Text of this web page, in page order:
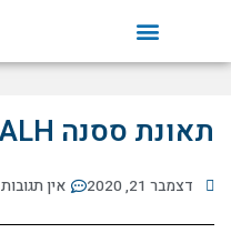
תאונת ססנה 4X-ALH
דצמבר 21, 2020 אין תגובות